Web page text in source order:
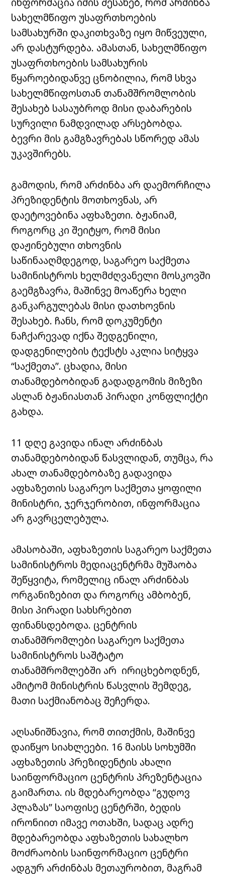
სახელმწიფო უსაფრთხოების
სამსახურში დაკითხვაზე იყო მიწვეული,
არ დასტურდება. ამასთან, სახელმწიფო
უსაფრთხოების სამსახურის
წყაროებიდანვე ცნობილია, რომ სხვა
სახელმწიფოსთან თანამშრომლობის
შესახებ სასაუბროდ მისი დაბარების
სურვილი ნამდვილად არსებობდა.
ბევრი მის გამგზავრებას სწორედ ამას
უკავშირებს.
გამოდის, რომ არძინბა არ დაემორჩილა
პრეზიდენტის მოთხოვნას, არ
დაეტოვებინა აფხაზეთი. ბჟანიამ,
როგორც კი შეიტყო, რომ მისი
დაჟინებული თხოვნის
საწინააღმდეგოდ, საგარეო საქმეთა
სამინისტროს ხელმძღვანელი მოსკოვში
გაემგზავრა, მაშინვე მოაწერა ხელი
განკარგულებას მისი დათხოვნის
შესახებ. ჩანს, რომ დოკუმენტი
ნაჩქარევად იქნა შედგენილი,
დადგენილების ტექსტს აკლია სიტყვა
“საქმეთა”. ცხადია, მისი
თანამდებობიდან გადადგომის მიზეზი
ასლან ბჟანიასთან პირადი კონფლიქტი
გახდა.
11 დღე გავიდა ინალ არძინბას
თანამდებობიდან წასვლიდან, თუმცა, რა
ახალ თანამდებობაზე გადავიდა
აფხაზეთის საგარეო საქმეთა ყოფილი
მინისტრი, ჯერჯერობით, ინფორმაცია
არ გავრცელებულა.
ამასობაში, აფხაზეთის საგარეო საქმეთა
სამინისტროს მედიაცენტრმა მუშაობა
შეწყვიტა, რომელიც ინალ არძინბას
ორგანიზებით და როგორც ამბობენ,
მისი პირადი სახსრებით
ფინანსდებოდა. ცენტრის
თანამშრომლები საგარეო საქმეთა
სამინისტროს საშტატო
თანამშრომლებში არ ირიცხებოდნენ,
ამიტომ მინისტრის წასვლის შემდეგ,
მათი საქმიანობაც შეჩერდა.
აღსანიშნავია, რომ თითქმის, მაშინვე
დაიწყო სიახლეები. 16 მაისს სოხუმში
აფხაზეთის პრეზიდენტის ახალი
საინფორმაციო ცენტრის პრეზენტაცია
გაიმართა. ის მდებარეობდა “გუდოვ
პლაზას” საოფისე ცენტრში, ბედის
ირონიით იმავე ოთახში, სადაც ადრე
მდებარეობდა აფხაზეთის სახალხო
მოძრაობის საინფორმაციო ცენტრი
ადგურ არძინბას მეთაურობით, მაგრამ